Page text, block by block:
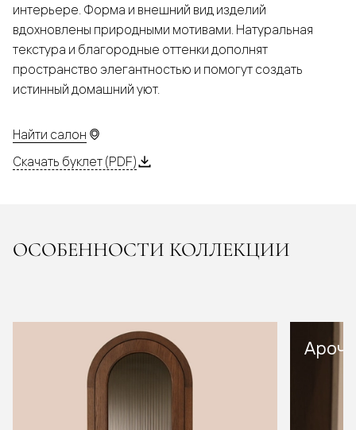
интерьере. Форма и внешний вид изделий
вдохновлены природными мотивами. Натуральная
текстура и благородные оттенки дополнят
пространство элегантностью и помогут создать
истинный домашний уют.
Найти салон
Скачать буклет (PDF)
ОСОБЕННОСТИ КОЛЛЕКЦИИ